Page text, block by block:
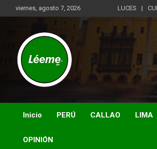
to
viernes, agosto 7, 2026 LUCES
Léeme.pe
Noticias de actualidad del mundo distrital,
de negocios a nivel de Lima Metropolitana,
noticias de alcance nacional.
Inicio PERÚ CALLAO LIMA
OPINIÓN